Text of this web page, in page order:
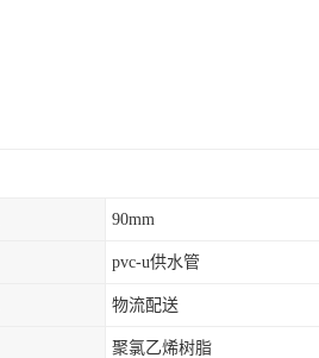
90mm
pvc-u供水管
物流配送
聚氯乙烯树脂